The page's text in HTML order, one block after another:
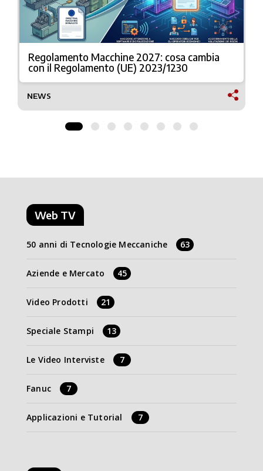
Regolamento Macchine 2027: cosa cambia
con il Regolamento (UE) 2023/1230
NEWS
Web TV
50 anni di Tecnologie Meccaniche 63
Aziende e Mercato 45
Video Prodotti 21
Speciale Stampi 13
Le Video Interviste 7
Fanuc 7
Applicazioni e Tutorial 7